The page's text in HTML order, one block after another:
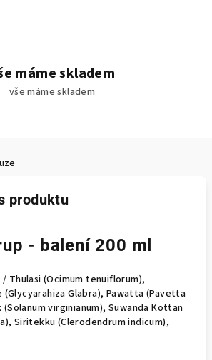
máme skladem
vše máme skladem
produktu
- balení 200 ml
Thulasi (Ocimum tenuiflorum),
(Glycyarahiza Glabra), Pawatta (Pavetta
virginianum), Suwanda Kottan
Siritekku (Clerodendrum indicum),